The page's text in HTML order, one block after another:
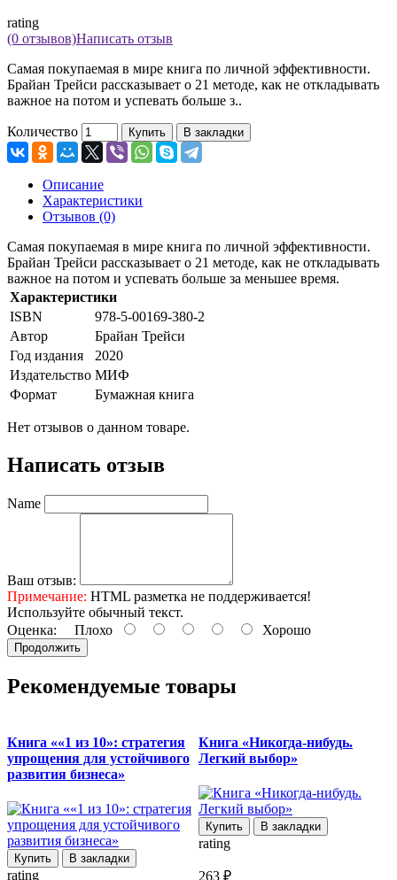
rating
(0 отзывов)Написать отзыв
Самая покупаемая в мире книга по личной эффективности.
Брайан Трейси рассказывает о 21 методе, как не откладывать
важное на потом и успевать больше з..
Количество Купить В закладки
Описание
Характеристики
Отзывов (0)
Самая покупаемая в мире книга по личной эффективности.
Брайан Трейси рассказывает о 21 методе, как не откладывать
важное на потом и успевать больше за меньшее время.
Характеристики
ISBN
978-5-00169-380-2
Автор
Брайан Трейси
Год издания
2020
Издательство МИФ
Формат
Бумажная книга
Нет отзывов о данном товаре.
Написать отзыв
Name
Ваш отзыв:
Примечание: HTML разметка не поддерживается!
Используйте обычный текст.
Оценка: Плохо Хорошо
Продолжить
Рекомендуемые товары
Книга ««1 из 10»: стратегия
упрощения для устойчивого
развития бизнеса»
Купить В закладки
rating
Книга «Никогда-нибудь.
Легкий выбор»
Купить В закладки
rating
263 ₽